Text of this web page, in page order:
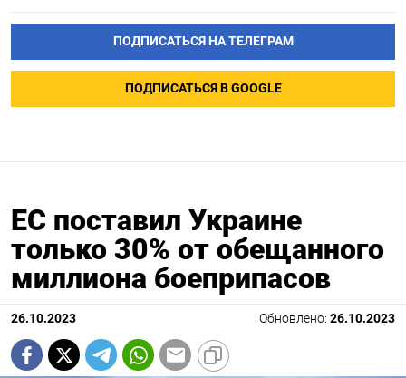
ПОДПИСАТЬСЯ НА ТЕЛЕГРАМ
ПОДПИСАТЬСЯ В GOOGLE
ЕС поставил Украине
только 30% от обещанного
миллиона боеприпасов
26.10.2023 Обновлено: 26.10.2023